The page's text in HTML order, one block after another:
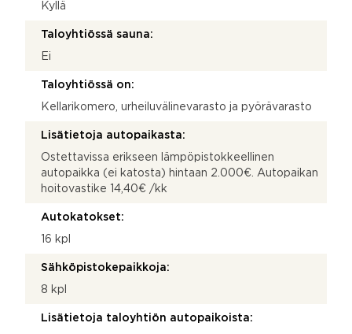
Kyllä
Taloyhtiössä sauna:
Ei
Taloyhtiössä on:
Kellarikomero, urheiluvälinevarasto ja pyörävarasto
Lisätietoja autopaikasta:
Ostettavissa erikseen lämpöpistokkeellinen
autopaikka (ei katosta) hintaan 2.000€. Autopaikan
hoitovastike 14,40€ /kk
Autokatokset:
16 kpl
Sähköpistokepaikkoja:
8 kpl
Lisätietoja taloyhtiön autopaikoista: